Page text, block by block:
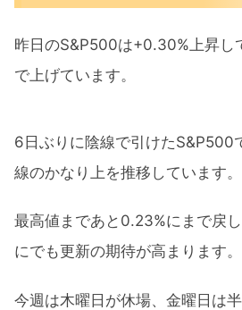
昨日のS&P500は+0.30%上昇し
で上げています。
6日ぶりに陰線で引けたS&P500
線のかなり上を推移しています。
最高値まであと0.23%にまで戻
にでも更新の期待が高まります。
今週は木曜日が休場、金曜日は